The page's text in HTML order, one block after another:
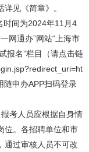
见《简章》。
间为2024年11月4
网通办”网站“上海市
报名”栏目（请点击链
随申办APP扫码登录
考人员应根据自身情
位。各招聘单位和市
通过审核人员不可改